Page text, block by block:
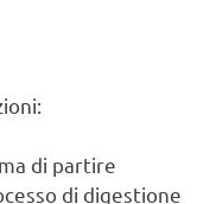
di partire
di digestione